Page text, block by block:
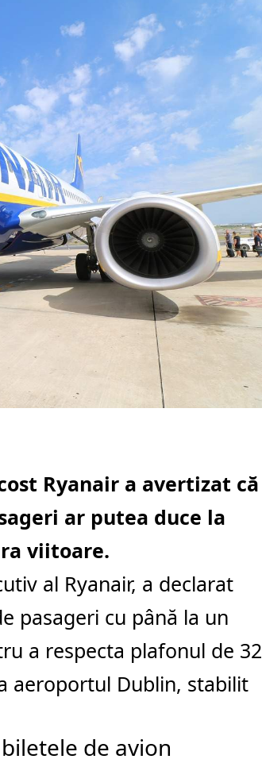
Ryanair a avertizat că
ar putea duce la
viitoare.
al Ryanair, a declarat
pasageri cu până la un
a respecta plafonul de 32
aeroportul Dublin, stabilit
de avion